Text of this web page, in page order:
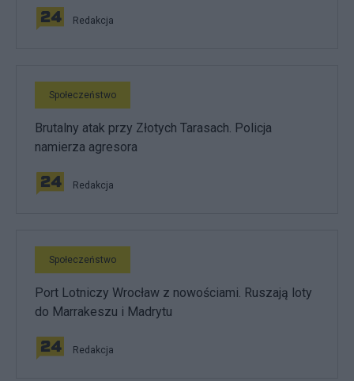
Redakcja
Społeczeństwo
Brutalny atak przy Złotych Tarasach. Policja
namierza agresora
Redakcja
Społeczeństwo
Port Lotniczy Wrocław z nowościami. Ruszają loty
do Marrakeszu i Madrytu
Redakcja